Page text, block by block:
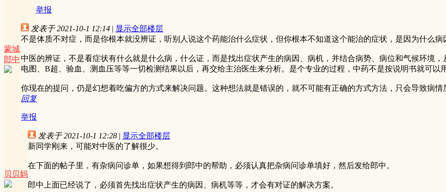
举报
蒙城
郎中
发表于 2021-10-1 12:14 | 显示全部楼层
不是体质不对症，而是你根本就没辨证，听别人说这个药能治什么症状，但你根本不知道这个能治的症状，是因为什么病
中医的辨证，不是看症状有什么就是什么病，什么证，而是找出症状产生的病因、病机，并结合病势、病位和气候环境
电图、B超、验血、测血压等等一切检测结果以后，再交给主治医生来分析。是个专业的过程，中药不是按说明书就可以
你现在的提问，仍是幻想着吃偏方的方式来解决问题。这种想法就是错误的，就不可能有正确的方式方法，只会导致病情
回复
举报
贝贝妈
发表于 2021-10-1 12:28 | 显示全部楼层
新同学刚来，可能对中医的了解很少。
在下面的帖子里，有杂病问诊单，如果想得到郎中的帮助，必须认真把杂病问诊单填好，然后发给郎中。
郎中上面已经说了，必须首先找出症状产生的病因、病机等等，才会有对证的解决方案。